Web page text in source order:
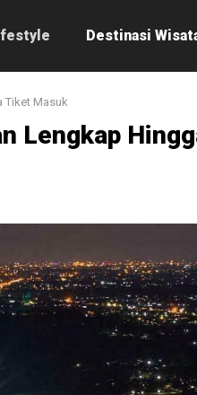
Destinasi
Tiket Masuk
Lengkap